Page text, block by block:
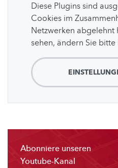
Diese Plugins sind
Cookies im
Netzwerken abgelehnt
sehen, ändern Sie
Abonniere unseren
Youtube-Kanal